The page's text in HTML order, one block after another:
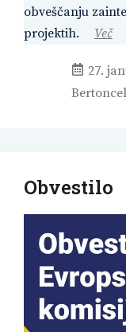
obveščanju
projektih.
Več
27.
Obvestilo